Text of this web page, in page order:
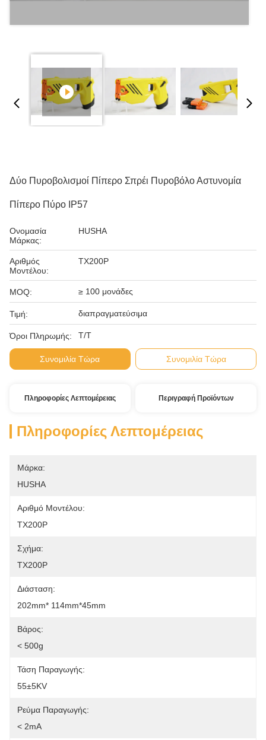
Δύο Πυροβολισμοί Πίπερο Σπρέι Πυροβόλο Αστυνομία
Πίπερο Πύρο IP57
Ονομασία
Μάρκας:
HUSHA
Αριθμός
Μοντέλου:
TX200P
MOQ: ≥ 100 μονάδες
Τιμή: διαπραγματεύσιμα
Όροι Πληρωμής: Τ/Τ
Συνομιλία Τώρα Συνομιλία Τώρα
Πληροφορίες Λεπτομέρειας Περιγραφή Προϊόντων
Πληροφορίες Λεπτομέρειας
Μάρκα:
HUSHA
Αριθμό Μοντέλου:
TX200P
Σχήμα:
TX200P
Διάσταση:
202mm* 114mm*45mm
Βάρος:
< 500g
Τάση Παραγωγής:
55±5KV
Ρεύμα Παραγωγής:
< 2mA